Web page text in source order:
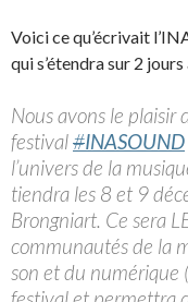
Voici ce qu’écrivait
qui s’étendra sur 2
Nous avons le plaisir
festival#INASOUND
l’univers de la
tiendra les 8 et 9
Brongniart. Ce sera
communautés de la
son et du numérique